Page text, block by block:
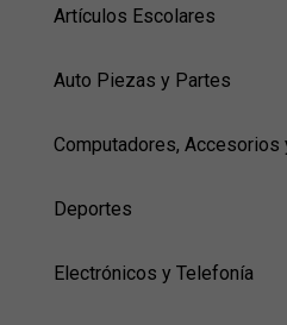
Artículos Escolares
Auto Piezas y Partes
Computadores, Accesorios
Deportes
Electrónicos y Telefonía